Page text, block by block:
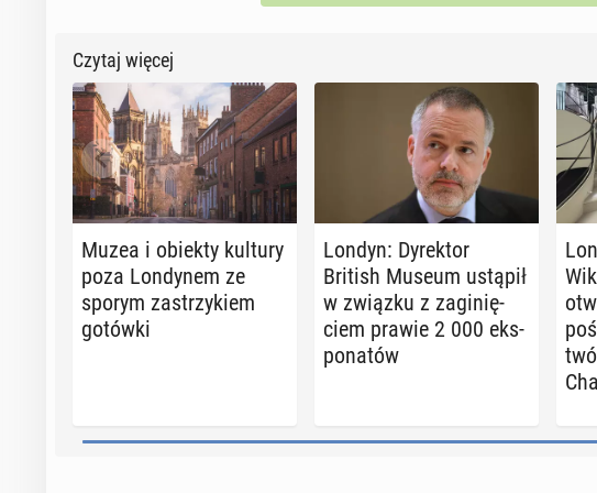
Czytaj więcej
Muzea i obiekty kultury
poza Lon­dy­nem ze
sporym za­strzy­kiem
gotówki
Londyn: Dy­rek­tor
British Museum ustąpił
w związku z za­gi­nię­
ciem prawie 2 000 eks­
po­na­tów